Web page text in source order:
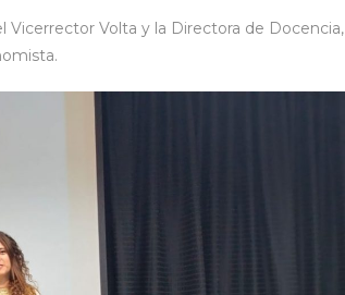
Volta y la Directora de Docencia,